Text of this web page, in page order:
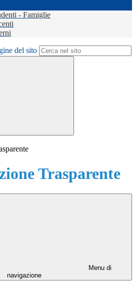
- Famiglie
del sito
Trasparente
Menu di
navigazione